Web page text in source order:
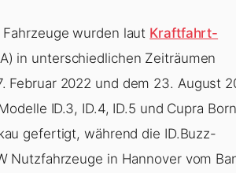
wurden laut Kraftfahrt-
in unterschiedlichen Zeiträumen
Februar 2022 und dem 23. August
ID.3, ID.4, ID.5 und Cupra Born
gefertigt, während die ID.Buzz-
Nutzfahrzeuge in Hannover vom